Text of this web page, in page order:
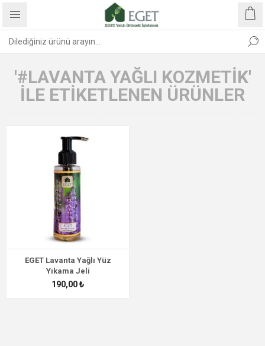
'#LAVANTA YAĞLI KOZMETIK'
ILE ETIKETLENEN ÜRÜNLER
EGET Lavanta Yağlı Yüz
Yıkama Jeli
190,00 ₺